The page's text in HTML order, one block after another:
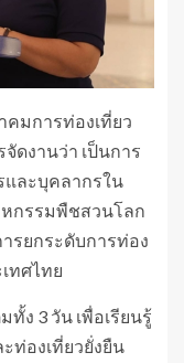
มการท่องเที่ยว
ดงานว่า เป็นการ
และบุคลากรใน
หกรรมพืชสวนโลก
รยกระดับการท่อง
ทศไทย
ง 3 วัน เพื่อเรียนรู้
ท่องเที่ยวยั่งยืน